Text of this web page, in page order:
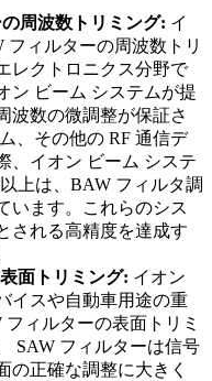
周波数トリミング: イ
ィルターの周波数トリ
レクトロニクス分野で
ン ビーム システムが提
波数の微調整が保証さ
、その他の RF 通信デ
、イオン ビーム システ
上は、BAW フィルタ調
います。これらのシス
される高精度を達成す
面トリミング: イオン
イスや自動車用途の重
ィルターの表面トリミ
SAW フィルターは信号
の正確な調整に大きく